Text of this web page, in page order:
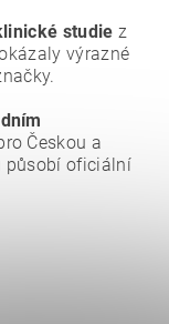
studie z
výrazné
Českou a
působí oficiální